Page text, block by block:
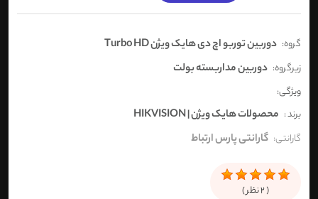
گروه: دوربین توربو اچ دی هایک ویژن Turbo HD
زیرگروه: دوربین مداربسته بولت
ویژگی:
برند : محصولات هایک ویژن | HIKVISION
گارانتی: گارانتی پارس ارتباط
(
2نظر )